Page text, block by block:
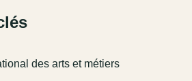
des arts et métiers